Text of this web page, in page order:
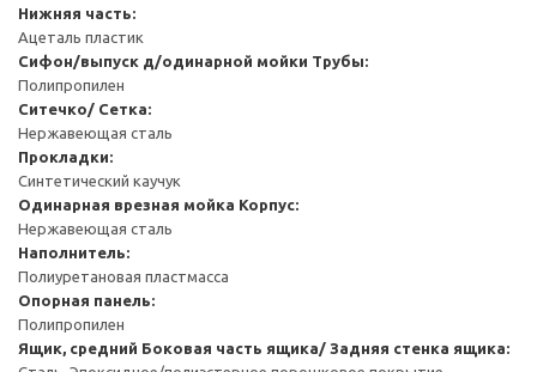
Нижняя часть:
Ацеталь пластик
Сифон/выпуск д/одинарной мойки Трубы:
Полипропилен
Ситечко/ Сетка:
Нержавеющая сталь
Прокладки:
Синтетический каучук
Одинарная врезная мойка Корпус:
Нержавеющая сталь
Наполнитель:
Полиуретановая пластмасса
Опорная панель:
Полипропилен
Ящик, средний Боковая часть ящика/ Задняя стенка ящика: